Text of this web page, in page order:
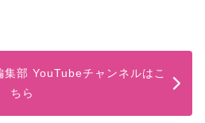
部 YouTubeチャンネルはこ
ちら